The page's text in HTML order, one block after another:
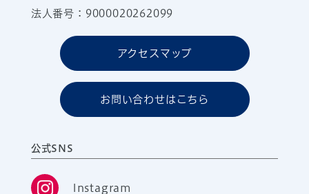
法人番号：9000020262099
アクセスマップ
お問い合わせはこちら
公式SNS
Instagram